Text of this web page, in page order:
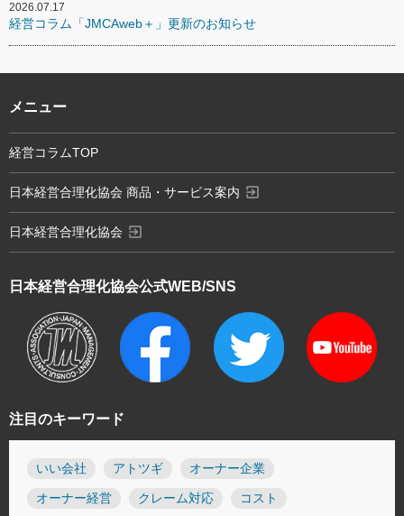
2026.07.17
経営コラム「JMCAweb＋」更新のお知らせ
注目のキーワード
いい会社 アトツギ オーナー企業
オーナー経営 クレーム対応 コスト
日本経営合理化協会公式WEB/SNS
メニュー
経営コラムTOP
日本経営合理化協会 商品・サービス案内 exit_to_app
日本経営合理化協会 exit_to_app